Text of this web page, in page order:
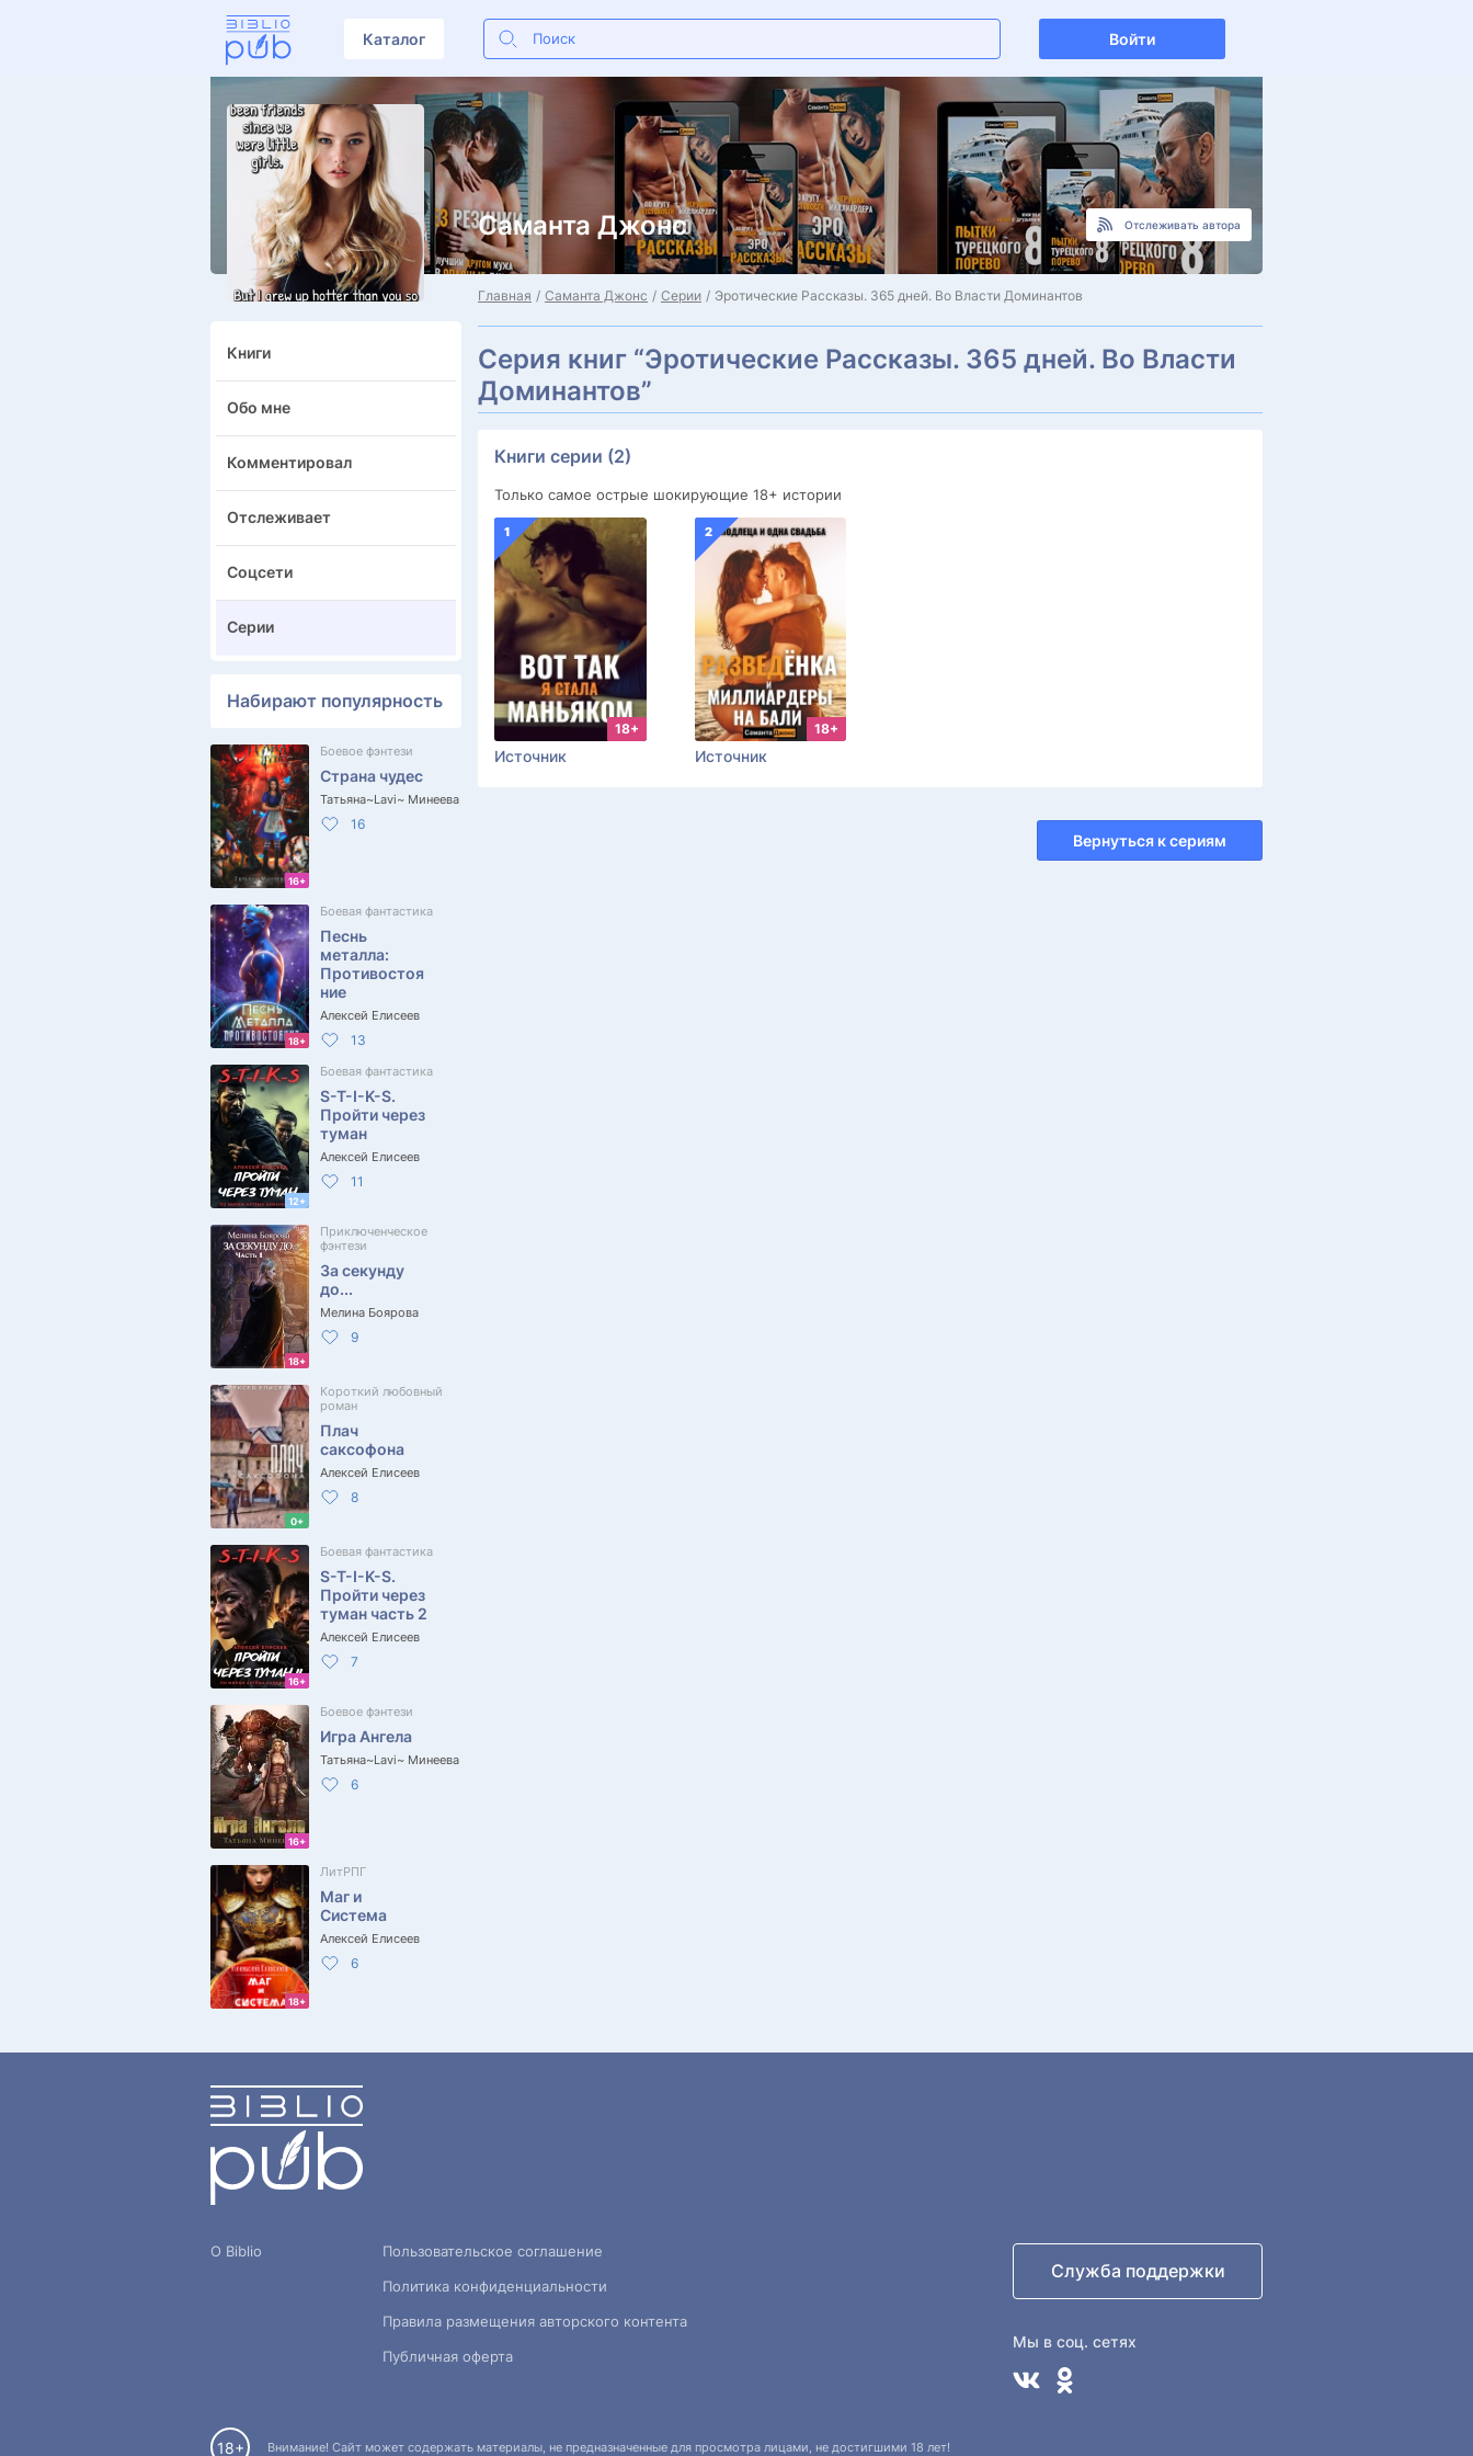
Каталог Войти
Саманта Джонс Отслеживать автора
Книги
Обо мне
Комментировал
Отслеживает
Соцсети
Серии
Набирают популярность
16+
Боевое фэнтези
Страна чудес
Татьяна~Lavi~ Минеева
16
18+
Боевая фантастика
Песнь
металла:
Противостоя
ние
Алексей Елисеев
13
12+
Боевая фантастика
S-T-I-K-S.
Пройти через
туман
Алексей Елисеев
11
18+
Приключенческое
фэнтези
За секунду
до...
Мелина Боярова
9
0+
Короткий любовный
роман
Плач
саксофона
Алексей Елисеев
8
16+
Боевая фантастика
S-T-I-K-S.
Пройти через
туман часть 2
Алексей Елисеев
7
16+
Боевое фэнтези
Игра Ангела
Татьяна~Lavi~ Минеева
6
18+
ЛитРПГ
Маг и
Система
Алексей Елисеев
6
Главная Саманта Джонс Серии Эротические Рассказы. 365 дней. Во Власти Доминантов
Серия книг “Эротические Рассказы. 365 дней. Во Власти
Доминантов”
Книги серии (2)
Только самое острые шокирующие 18+ истории
18+
Источник
18+
Источник
Вернуться к сериям
О Biblio
Пользовательское соглашение
Политика конфиденциальности
Правила размещения авторского контента
Публичная оферта
Служба поддержки
Мы в соц. сетях
18+ Внимание! Сайт может содержать материалы, не предназначенные для просмотра лицами, не достигшими 18 лет!